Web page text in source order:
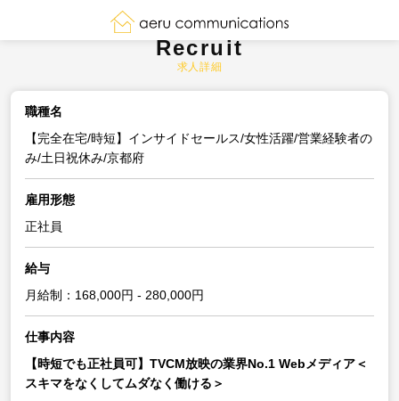
Recruit
求人詳細
職種名
【完全在宅/時短】インサイドセールス/女性活躍/営業経験者の
み/土日祝休み/京都府
雇用形態
正社員
給与
月給制：168,000円 - 280,000円
仕事内容
【時短でも正社員可】TVCM放映の業界No.1 Webメディア＜
スキマをなくしてムダなく働ける＞